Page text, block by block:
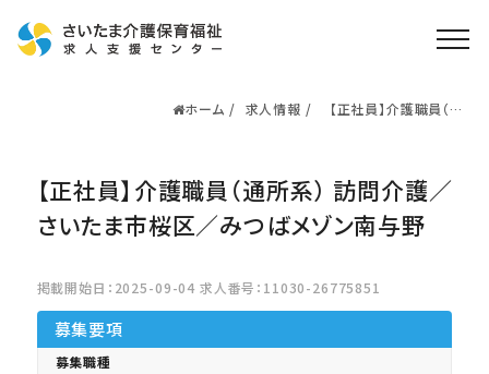
就職・転職支援
無料
資格取得なら
さいたま介護アカデミー
お役立ち情報
ご利用の流れ
ホーム 求人情報
【正社員】介護職員（通
【正社員】介護職員（通所系） 訪問介護／
さいたま市桜区／みつばメゾン南与野
掲載開始日：2025-09-04 求人番号：11030-26775851
募集要項
募集職種